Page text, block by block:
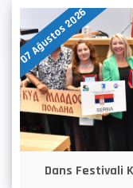
07 Ağustos 2026
Dans Festivali